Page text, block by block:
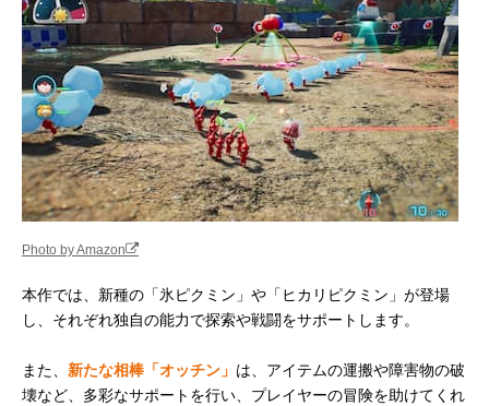
Photo by Amazon
本作では、新種の「氷ピクミン」や「ヒカリピクミン」が登場
し、それぞれ独自の能力で探索や戦闘をサポートします。
また、 新たな相棒「オッチン」 は、アイテムの運搬や障害物の破
壊など、多彩なサポートを行い、プレイヤーの冒険を助けてくれ